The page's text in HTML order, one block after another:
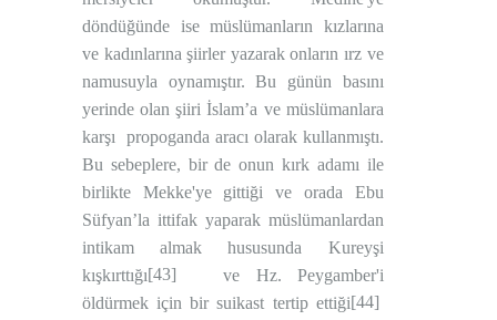
döndüğünde ise müslümanların kızlarına
ve kadınlarına şiirler yazarak onların ırz ve
namusuyla oynamıştır. Bu günün basını
yerinde olan şiiri İslam’a ve müslümanlara
karşı
propoganda aracı olarak kullanmıştı.
Bu sebeplere, bir de onun kırk adamı ile
birlikte Mekke'ye gittiği ve orada Ebu
Süfyan’la ittifak yaparak müslümanlardan
intikam almak hususunda Kureyşi
kışkırttığı[43]
ve Hz. Peygamber'i
öldürmek için bir suikast tertip ettiği[44]